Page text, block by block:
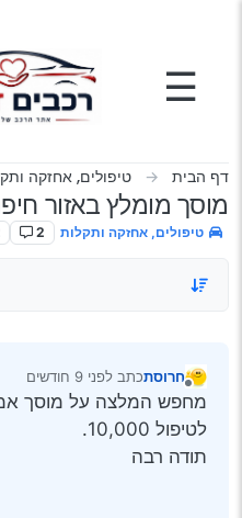
☰
דף הבית טיפולים, אחזקה
מוסך מומלץ באזור
טיפולים, אחזקה ותקלות 2
חרוסתכתב לפני 9 חודשים
נערך לאחרונה על ידי
מחפש המלצה על מוסך
לטיפול 10,000.
תודה רבה